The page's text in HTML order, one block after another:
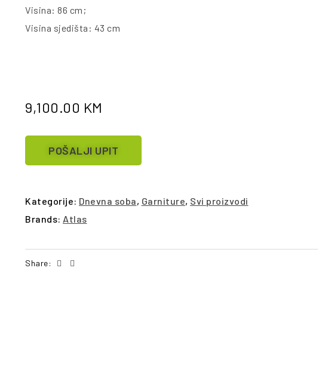
Visina: 86 cm;
Visina sjedišta: 43 cm
9,100.00 KM
POŠALJI UPIT
Kategorije: Dnevna soba, Garniture, Svi proizvodi
Brands: Atlas
Share: Facebook